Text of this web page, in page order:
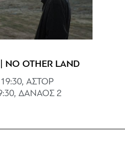
OTHER LAND
ΑΣΤΟΡ
ΔΑΝΑΟΣ 2